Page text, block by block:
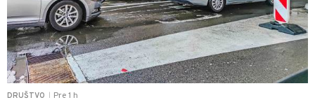
DRUŠTVO Pre 1 h